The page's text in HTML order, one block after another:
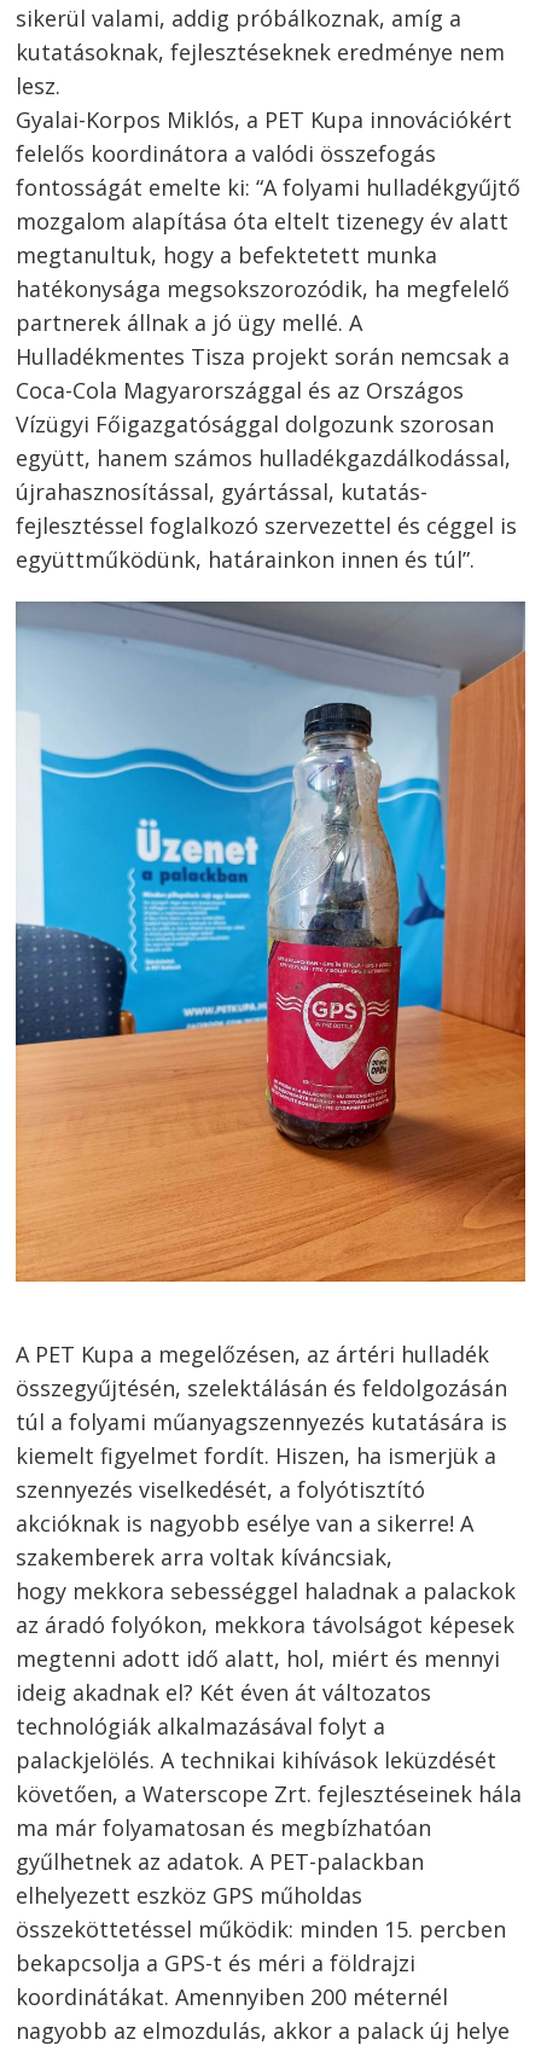
sikerül valami, addig próbálkoznak, amíg a
kutatásoknak, fejlesztéseknek eredménye nem
lesz.
Gyalai-Korpos Miklós, a PET Kupa innovációkért
felelős koordinátora a valódi összefogás
fontosságát emelte ki: “A folyami hulladékgyűjtő
mozgalom alapítása óta eltelt tizenegy év alatt
megtanultuk, hogy a befektetett munka
hatékonysága megsokszorozódik, ha megfelelő
partnerek állnak a jó ügy mellé. A
Hulladékmentes Tisza projekt során nemcsak a
Coca-Cola Magyarországgal és az Országos
Vízügyi Főigazgatósággal dolgozunk szorosan
együtt, hanem számos hulladékgazdálkodással,
újrahasznosítással, gyártással, kutatás-
fejlesztéssel foglalkozó szervezettel és céggel is
együttműködünk, határainkon innen és túl”.
A PET Kupa a megelőzésen, az ártéri hulladék
összegyűjtésén, szelektálásán és feldolgozásán
túl a folyami műanyagszennyezés kutatására is
kiemelt figyelmet fordít. Hiszen, ha ismerjük a
szennyezés viselkedését, a folyótisztító
akcióknak is nagyobb esélye van a sikerre! A
szakemberek arra voltak kíváncsiak,
hogy mekkora sebességgel haladnak a palackok
az áradó folyókon, mekkora távolságot képesek
megtenni adott idő alatt, hol, miért és mennyi
ideig akadnak el? Két éven át változatos
technológiák alkalmazásával folyt a
palackjelölés. A technikai kihívások leküzdését
követően, a Waterscope Zrt. fejlesztéseinek hála
ma már folyamatosan és megbízhatóan
gyűlhetnek az adatok. A PET-palackban
elhelyezett eszköz GPS műholdas
összeköttetéssel működik: minden 15. percben
bekapcsolja a GPS-t és méri a földrajzi
koordinátákat. Amennyiben 200 méternél
nagyobb az elmozdulás, akkor a palack új helye